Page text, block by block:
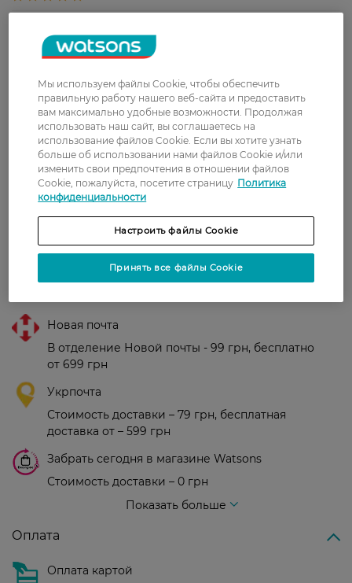
12 октября, 2021
головне, не дуже м`яка, але ясна
захищає добре!
Кира
21 сентября, 2021
Хороше відношення ціна-якість,
добре очищають зуби
Ірина
13 сентября, 2021
Чудова щітка з ергономічною
ручкою. Ціна прийнятна.
Показати ще
Новая почта
В отделение Новой почты - 99 грн, бесплатно
от 699 грн
Укрпочта
Стоимость доставки – 79 грн, бесплатная
доставка от – 599 грн
Забрать сегодня в магазине Watsons
Стоимость доставки – 0 грн
Показать больше
Оплата
Оплата картой
Мы используем файлы Cookie, чтобы обеспечить
правильную работу нашего веб-сайта и предоставить
вам максимально удобные возможности. Продолжая
использовать наш сайт, вы соглашаетесь на
использование файлов Cookie. Если вы хотите узнать
больше об использовании нами файлов Cookie и/или
изменить свои предпочтения в отношении файлов
Cookie, пожалуйста, посетите страницу Политика
конфиденциальности
Настроить файлы Cookie
Принять все файлы Cookie